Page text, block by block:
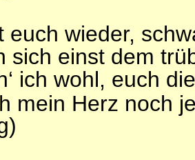
wieder,
einst dem
ich wohl, euch
mein Herz noch